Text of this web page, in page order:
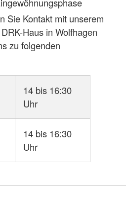
Sie Kontakt mit unserem
Haus in Wolfhagen
zu folgenden
14 bis 16:30
Uhr
14 bis 16:30
Uhr